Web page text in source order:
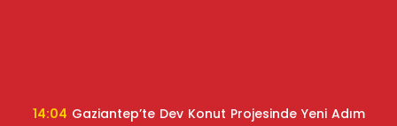
14:04 Gaziantep’te Dev Konut Projesinde Yeni Adım